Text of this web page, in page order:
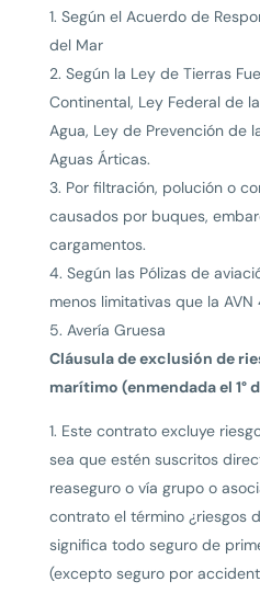
Según el Acuerdo de
del Mar
Según la Ley de Tierras
Continental, Ley Federal de
Agua, Ley de Prevención de
Aguas Árticas.
Por filtración, polución o
causados por buques,
cargamentos.
Según las Pólizas de
menos limitativas que la AVN
Avería Gruesa
Cláusula de exclusión de
marítimo (enmendada el 1°
1. Este contrato excluye
sea que estén suscritos
reaseguro o vía grupo o
contrato el término ¿riesgos
significa todo seguro de
(excepto seguro por